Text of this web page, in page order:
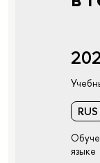
RUS
языке